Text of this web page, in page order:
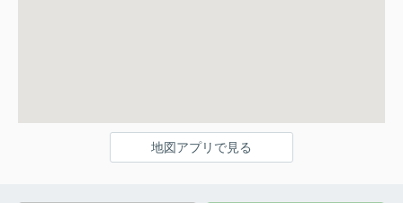
地図アプリで見る